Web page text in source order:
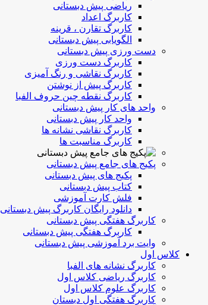
ریاضی پیش دبستانی
کاربرگ اعداد
کاربرگ تقارن ، قرینه
الگویابی پیش دبستانی
دست ورزی پیش دبستانی
کاربرگ دست ورزی
کاربرگ نقاشی و رنگ آمیزی
کاربرگ پیش از نوشتن
کاربرگ نقطه چین حروف الفبا
واحد های کار پیش دبستانی
واحد کار پیش دبستانی
کاربرگ نقاشی نشانه ها
کاربرگ مناسبت ها
پکیج های جامع پیش دبستانی
پکیج های پیش دبستانی
کتاب پیش دبستانی
فلش کارت آموزشی
دانلود رایگان کاربرگ پیش دبستانی
کاربرگ هفتگی پیش دبستانی
کاربرگ هفتگی پیش دبستانی
وایت برد آموزشی پیش دبستانی
کلاس اول
کاربرگ نشانه های الفبا
کاربرگ ریاضی کلاس اول
کاربرگ علوم کلاس اول
کاربرگ هفتگی اول دبستان